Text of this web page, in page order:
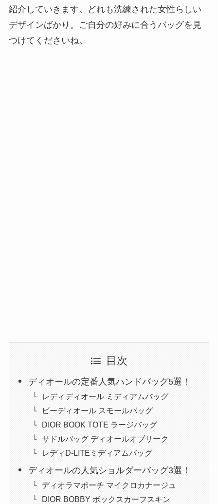
紹介していきます。どれも洗練された女性らしい
デザインばかり。ご自分の好みに合うバッグを見
つけてくださいね。
目次
ディオールの定番人気ハンドバッグ5選！
レディディオール ミディアムバッグ
ビーディオール スモールバッグ
DIOR BOOK TOTE ラージバッグ
サドルバッグ ディオールオブリーク
レディD-LITEミディアムバッグ
ディオールの人気ショルダーバッグ3選！
ディオラマポーチ マイクロカナージュ
DIOR BOBBY ボックスカーフスキン